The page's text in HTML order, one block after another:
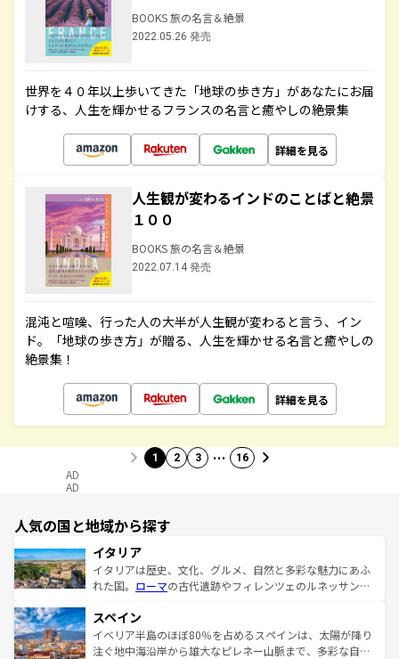
BOOKS 旅の名言＆絶景
2022.05.26 発売
世界を４０年以上歩いてきた「地球の歩き方」があなたにお届
けする、人生を輝かせるフランスの名言と癒やしの絶景集
詳細を見る
人生観が変わるインドのことばと絶景
１００
BOOKS 旅の名言＆絶景
2022.07.14 発売
混沌と喧噪、行った人の大半が人生観が変わると言う、イン
ド。「地球の歩き方」が贈る、人生を輝かせる名言と癒やしの
絶景集！
詳細を見る
1 2 3 … 16
AD
AD
人気の国と地域から探す
イタリア
イタリアは歴史、文化、グルメ、自然と多彩な魅力にあふ
れた国。 ローマの古代遺跡やフィレンツェのルネッサンス
ろん、トスカーナの美しい田園風景やアマルフィ海岸の絶
景など、自然景観も見逃せない。観光の合間には、本場の
ピザやパスタなど、絶品のイタリア料理を堪能することも
スペイン
イベリア半島のほぼ80％を占めるスペインは、太陽が降り
注ぐ地中海沿岸から雄大なピレネー山脈まで、多彩な自然